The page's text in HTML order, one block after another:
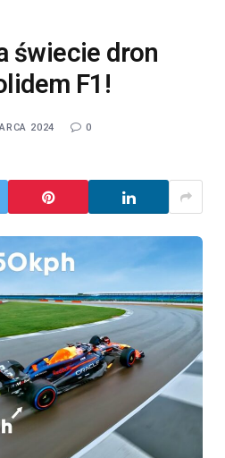
świecie dron
F1!
2024 0